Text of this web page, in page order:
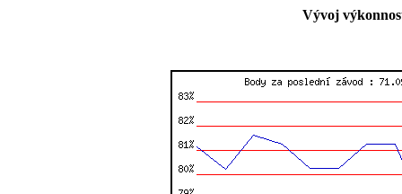
Vývoj